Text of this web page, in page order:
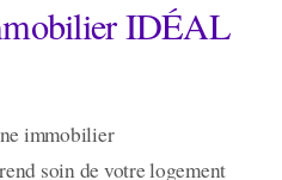
IDÉAL
immobilier
soin de votre logement